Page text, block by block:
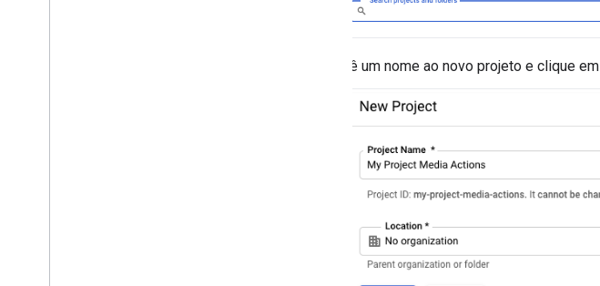
Dê um nome ao novo projeto e clique em